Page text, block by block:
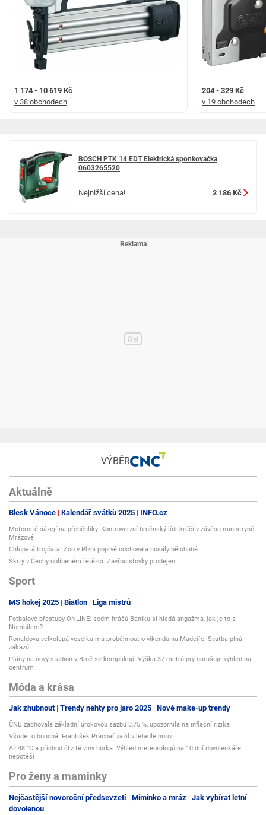
1 174 - 10 619 Kč
v 38 obchodech
204 - 329 Kč
v 19 obchodech
BOSCH PTK 14 EDT Elektrická sponkovačka
0603265520
Nejnižší cena! 2 186 Kč
VÝBĚR
Aktuálně
Blesk Vánoce Kalendář svátků 2025 INFO.cz
Motoristé sázejí na přeběhlíky. Kontroverzní brněnský lídr kráčí v závěsu ministryně
Mrázové
Chlupatá trojčata! Zoo v Plzni poprvé odchovala nosály bělohubé
Škrty v Čechy oblíbeném řetězci: Zavřou stovky prodejen
Sport
MS hokej 2025 Biatlon Liga mistrů
Fotbalové přestupy ONLINE: sedm hráčů Baníku si hledá angažmá, jak je to s
Nombilem?
Ronaldova velkolepá veselka má proběhnout o víkendu na Madeiře: Svatba plná
zákazů!
Plány na nový stadion v Brně se komplikují. Výška 37 metrů prý narušuje výhled na
centrum
Móda a krása
Jak zhubnout Trendy nehty pro jaro 2025 Nové make-up trendy
ČNB zachovala základní úrokovou sazbu 3,75 %, upozornila na inflační rizika
Všude to bouchá! František Prachař zažil v letadle horor
Až 48 °C a příchod čtvrté vlny horka. Výhled meteorologů na 10 dní dovolenkáře
nepotěší
Pro ženy a maminky
Nejčastější novoroční předsevzetí Miminko a mráz
Jak vybírat letní
dovolenou